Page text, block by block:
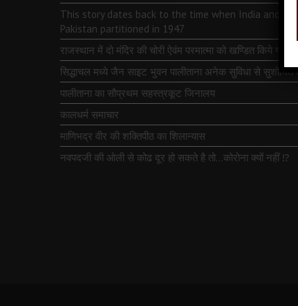
This story dates back to the time when India and
Pakistan partitioned in 1947
राजस्थान में दो मंदिर की चोरी ऐवंम परमात्मा को खण्डित किये गये
सिद्धाचल मध्ये जैन साइट भुवन पालीताना अनेक सुविधा से सुशोभित
पालीताना का सौप्रथम सहस्त्रकूट जिनालय
कालधर्म समाचार
माणिभद्र वीर की शक्तिपीठ का शिलान्यास
नवपदजी की ओली से कोढ दूर हो सकते है तो…कोरोना क्यों नहीं ⁉️